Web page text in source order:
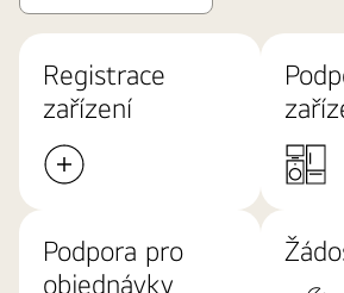
Registrace
zařízení
Podpora pro
objednávky